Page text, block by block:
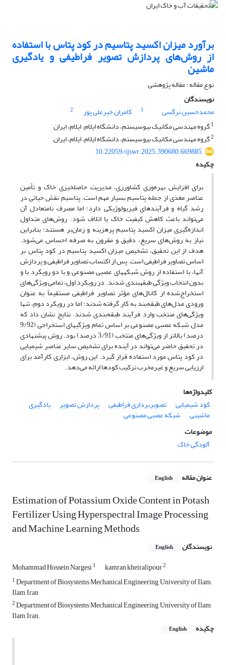
برآورد میزان اکسید پتاسیم در کود پتاس با استفاده
از روش‌های پردازش تصویر فراطیفی و یادگیری
ماشین
نوع مقاله : مقاله پژوهشی
نویسندگان
محمدحسین نرگسی
1 کامران خیرعلی پور
2
1گروه مهندسی مکانیک بیوسیستم، دانشگاه ایلام، ایلام، ایران
2گروه مهندسی مکانیک بیوسیستم، دانشگاه ایلام، ایلام، ایران.
10.22059/ijswr.2025.390680.669885
چکیده
برای افزایش بهره‌وری کشاورزی، مدیریت حاصلخیزی خاک و تأمین
عناصر مغذی از جمله پتاسیم بسیار مهم است. پتاسیم نقش حیاتی در
رشد گیاه و فرآیندهای فیزیولوژیکی دارد؛ اما مصرف نامتعادل آن
می‌تواند باعث کاهش کیفیت خاک یا اتلاف شود. روش‌های متداول
اندازه‌گیری میزان اکسید پتاسیم پرهزینه و زمان‌بر هستند؛ بنابراین
نیاز به روش‌های سریع، دقیق و مقرون ‌به ‌صرفه احساس می‌شود.
هدف از این تحقیق، تشخیص میزان اکسید پتاسیم در کود پتاس بر
اساس تصاویر فراطیفی است. پس از اکتساب تصاویر فراطیفی و پردازش
آن‏ها، با استفاده از روش شبکه‏های عصبی مصنوعی و با دو رویکرد با و
بدون انتخاب ویژگی طبقه‎بندی شدند. در رویکرد اول، تمامی ویژگی‌های
استخراج‌شده از کانال‌های مؤثر تصاویر فراطیفی مستقیماً به عنوان
ورودی مدل‌های طبقه‌بند به کار گرفته شدند؛ اما در رویکرد دوم، تنها
ویژگی‌های منتخب وارد فرآیند طبقه‌بندی شدند. نتایج نشان داد که
مدل شبکه عصبی مصنوعی بر اساس تمام ویژگی‏‎های استخراجی (9/92
درصد) بالاتر از ویژگی‌های منتخب (3/91 درصد) بود. روش پیشنهادی
در تحقیق حاضر می‌تواند در آینده برای تشخیص سایر عناصر شیمیایی
در کود پتاس مورد استفاده قرار گیرد. این روش، ابزاری کارآمد برای
ارزیابی سریع و غیرمخرب ترکیب کودها ارائه می‌دهد.
کلیدواژه‌ها
کود شیمیایی
تصویربرداری فراطیفی پردازش تصویر یادگیری
ماشینی
شبکه عصبی مصنوعی
موضوعات
آلودگی خاک
عنوان مقاله English
Estimation of Potassium Oxide Content in Potash
Fertilizer Using Hyperspectral Image Processing
and Machine Learning Methods
نویسندگان English
Mohammad Hossein Nargesi1 kamran kheiralipour2
1Department of Biosystems Mechanical Engineering, University of Ilam,
Ilam, Iran
2Department of Biosystems Mechanical Engineering, University of Ilam,
Ilam, Iran.
چکیده
English